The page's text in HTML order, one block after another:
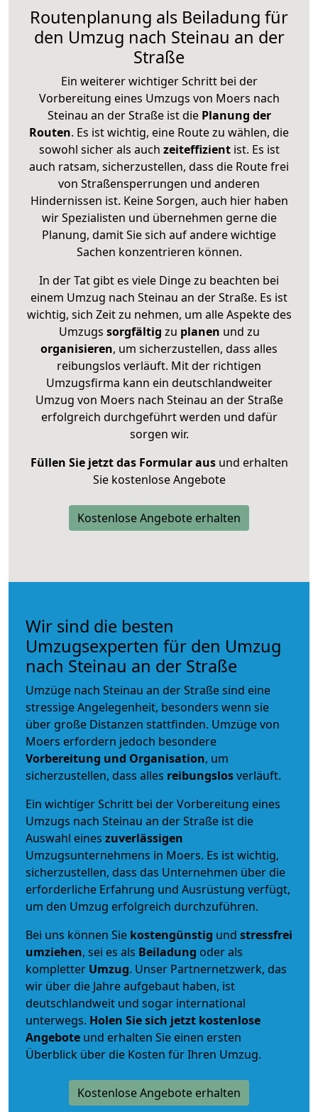
Routenplanung als Beiladung für
den Umzug nach Steinau an der
Straße
Ein weiterer wichtiger Schritt bei der
Vorbereitung eines Umzugs von Moers nach
Steinau an der Straße ist diePlanung der
Routen. Es ist wichtig, eine Route zu wählen, die
sowohl sicher als auch zeiteffizientist. Es ist
auch ratsam, sicherzustellen, dass die Route frei
von Straßensperrungen und anderen
Hindernissen ist. Keine Sorgen, auch hier haben
wir Spezialisten und übernehmen gerne die
Planung, damit Sie sich auf andere wichtige
Sachen konzentrieren können.
In der Tat gibt es viele Dinge zu beachten bei
einem Umzug nach Steinau an der Straße. Es ist
wichtig, sich Zeit zu nehmen, um alle Aspekte des
Umzugs sorgfältig zu planen und zu
organisieren, um sicherzustellen, dass alles
reibungslos verläuft. Mit der richtigen
Umzugsfirma kann ein deutschlandweiter
Umzug von Moers nach Steinau an der Straße
erfolgreich durchgeführt werden und dafür
sorgen wir.
Füllen Sie jetzt das Formular ausund erhalten
Sie kostenlose Angebote
Kostenlose Angebote erhalten
Wir sind die besten
Umzugsexperten für den Umzug
nach Steinau an der Straße
Umzüge nach Steinau an der Straße sind eine
stressige Angelegenheit, besonders wenn sie
über große Distanzen stattfinden. Umzüge von
Moers erfordern jedoch besondere
Vorbereitung und Organisation, um
sicherzustellen, dass alles reibungslosverläuft.
Ein wichtiger Schritt bei der Vorbereitung eines
Umzugs nach Steinau an der Straße ist die
Auswahl eines zuverlässigen
Umzugsunternehmens in Moers. Es ist wichtig,
sicherzustellen, dass das Unternehmen über die
erforderliche Erfahrung und Ausrüstung verfügt,
um den Umzug erfolgreich durchzuführen.
Bei uns können Sie kostengünstig und stressfrei
umziehen, sei es als Beiladung oder als
kompletter Umzug. Unser Partnernetzwerk, das
wir über die Jahre aufgebaut haben, ist
deutschlandweit und sogar international
unterwegs. Holen Sie sich jetzt kostenlose
Angebote und erhalten Sie einen ersten
Überblick über die Kosten für Ihren Umzug.
Kostenlose Angebote erhalten